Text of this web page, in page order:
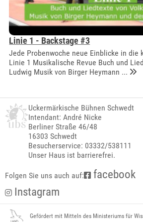
Linie 1 - Backstage #3
Jede Probenwoche neue Einblicke in die
Linie 1 Musikalische Revue Buch und
Ludwig Musik von Birger Heymann ...
Uckermärkische Bühnen Schwedt
Intendant: André Nicke
Berliner Straße 46/48
16303 Schwedt
Besucherservice: 03332/538111
Unser Haus ist barrierefrei.
Folgen Sie uns auch auf: facebook
Instagram
Gefördert mit Mitteln des Ministeriums für